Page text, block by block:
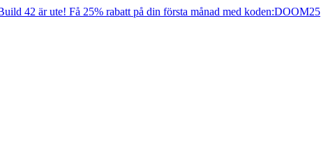
42 är ute! Få 25% rabatt på din första månad med koden:DOOM25